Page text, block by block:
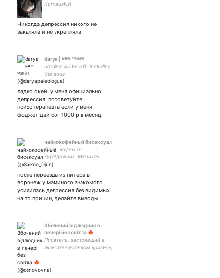
Kurnauskis!
Никогда депрессия никого не
закаляла и не укрепляла
darya | ⱈⱆⰻ ⰲⱁⰻⱀⰵ
nothing will be left, including
the gods
ладно окей. у меня официально
депрессия. посоветуйте
психотерапевта если у меня
бюджет дай бог 1000 р в месяц.
чайнокофейный бисексуал
Дана, кофеман
ху(е)дожник. Мюзиклы,
коммксы, динозавры, КВ,
знаю в пакете я запутался,
или в себе
после переезда из питера в
воронеж у маминого знакомого
усилилась депрессия без видимых
на то причин, делайте выводы
Збочений відлюдник в
печері без світла 🍁
Писатель, застрявший в
экзистенциальном кризисе,
человек-стекло| !сб!
МАММИ 🥺